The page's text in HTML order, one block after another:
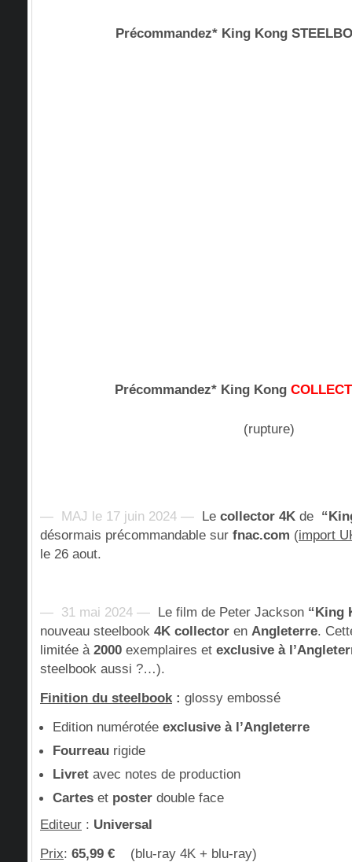
Précommandez* King Kong
Précommandez* King Kong
(rupture)
— MAJ le 17 juin 2024 — Le collector 4K de
désormais précommandable sur fnac.com (import
le 26 aout.
— 31 mai 2024 — Le film de Peter Jackson “King
nouveau steelbook 4K collector en Angleterre.
limitée à 2000 exemplaires et exclusive à
steelbook aussi ?…).
Finition du steelbook: glossy embossé
Edition numérotée exclusive à l’Angleterre
Fourreau rigide
Livret avec notes de production
Cartes et poster double face
Editeur : Universal
Prix: 65,99 €
(blu-ray 4K + blu-ray)